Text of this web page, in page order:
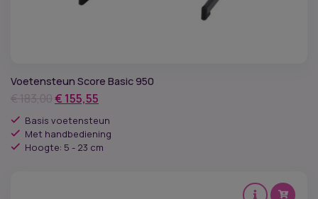
Voetensteun Score Basic 950
€183,00Oorspronkelijke
prijs
was:
€ 183,00.
€ 155,55
is:
€ 155,55.
Basis voetensteun
Met handbediening
Hoogte: 5 - 23 cm